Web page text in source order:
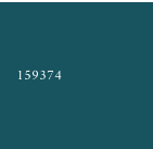
159374